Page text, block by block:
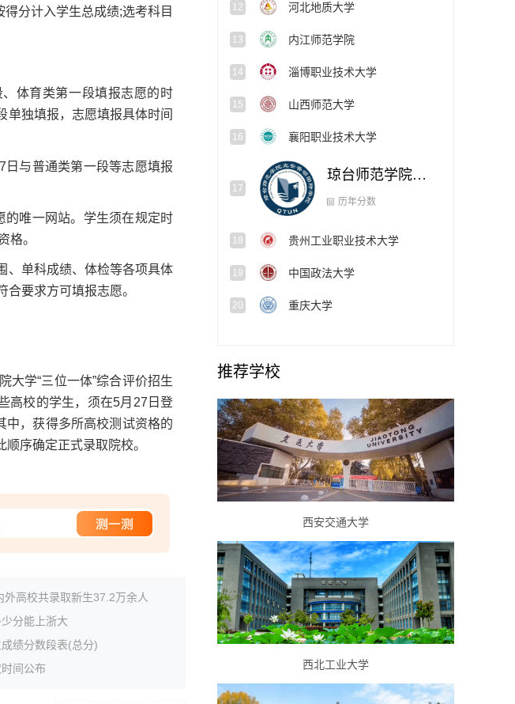
分计入学生总成绩;选考科目
体育类第一段填报志愿的时
单独填报，志愿填报具体时间
与普通类第一段等志愿填报
唯一网站。学生须在规定时
格。
单科成绩、体检等各项具体
要求方可填报志愿。
学“三位一体”综合评价招生
高校的学生，须在5月27日登
中，获得多所高校测试资格的
序确定正式录取院校。
高校共录取新生37.2万余人
分能上浙大
绩分数段表(总分)
间公布
12 河北地质大学
13 内江师范学院
14 淄博职业技术大学
15 山西师范大学
16 襄阳职业技术大学
琼台师范学院北安普顿国际学院
历年分数
19 中国政法大学
20 重庆大学
推荐学校
西安交通大学
西北工业大学